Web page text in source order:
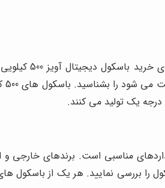
500 کیلویی را